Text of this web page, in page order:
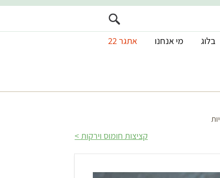
בלוג מי אנחנו אתגר 22
קציצות חומוס וירקות